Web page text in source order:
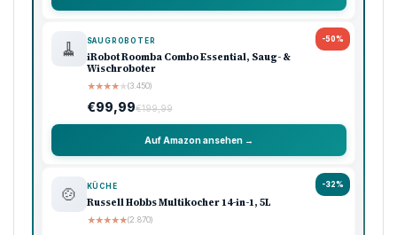
-50%
🧹 SAUGROBOTER
iRobot Roomba Combo Essential, Saug- &
Wischroboter
★★★★★(3.450)
€99,99€199,99
Auf Amazon ansehen →
-32%
🍲 KÜCHE
Russell Hobbs Multikocher 14-in-1, 5L
★★★★★(2.870)